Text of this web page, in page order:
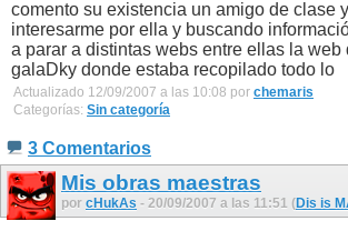
comento su existencia un amigo de clase
interesarme por ella y buscando
a parar a distintas webs entre ellas la web
galaDky donde estaba recopilado todo lo
Actualizado 12/09/2007 a las 10:08 por chemaris
Categorías: Sin categoría
3 Comentarios
Mis obras maestras
por cHukAs - 20/09/2007 a las 11:51 (Dis is